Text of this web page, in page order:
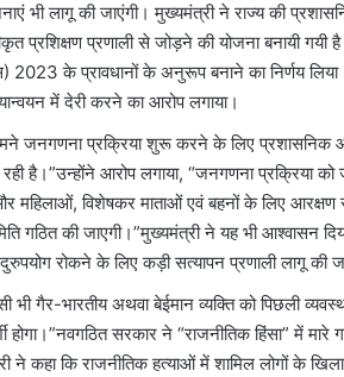
भी लागू की जाएंगी। मुख्यमंत्री ने राज्य की
प्रशिक्षण प्रणाली से जोड़ने की योजना बनायी
2023 के प्रावधानों के अनुरूप बनाने का निर्णय
में देरी करने का आरोप लगाया।
जनगणना प्रक्रिया शुरू करने के लिए प्रशासनिक
है।”उन्होंने आरोप लगाया, “जनगणना प्रक्रिया
महिलाओं, विशेषकर माताओं एवं बहनों के लिए
गठित की जाएगी।”मुख्यमंत्री ने यह भी आश्वासन
दुरुपयोग रोकने के लिए कड़ी सत्यापन प्रणाली लागू की
भी गैर-भारतीय अथवा बेईमान व्यक्ति को पिछली
सरकार ने “राजनीतिक हिंसा” में मारे
ने कहा कि राजनीतिक हत्याओं में शामिल लोगों के